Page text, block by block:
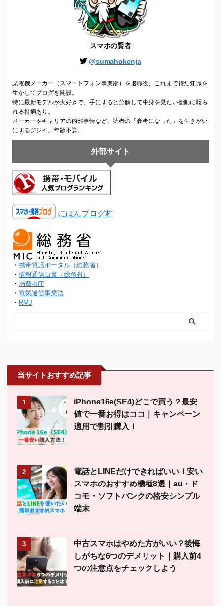
スマホの賢者
@sumahokenja
某電機メーカー（スマートフォン事業部）を退職後、これまで得た知識を
生かしてブログを開設。
特に最新モデルが大好きで、手にすると分解して中身を見たい衝動に駆ら
れる持病あり。
メーカーやキャリアの内部事情など、読者の「参考になった」を生きがい
にするジジイ。年齢不詳。
外部サイト
にほんブログ村
・ 携帯電話ポータル（総務省）
・情報通信白書（総務省）
・ 消費者庁
・ 電気通信事業法
・ RMJ
当サイトおすすめ記事
1
iPhone16e(SE4)どこで買う？最安
値で一番お得はココ｜キャンペーン
適用で割引購入！
2
電話とLINEだけできればいい！安い
スマホのおすすめ機種8選｜au・ド
コモ・ソフトバンクの格安シンプル
端末
3
中古スマホはやめた方がいい？後悔
しがちな6つのデメリット｜購入前4
つの注意点をチェックしよう